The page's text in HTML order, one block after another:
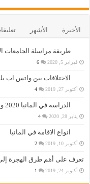
الأخيرة الأشهر
طريقة مراسلة الجامعات
فبراير 5, 2020 6
الاختلافات بين واتس
أكتوبر 27, 2019 4
الدراسة في المانيا 2020 واهم التفاصيل عنها
يناير 28, 2020 4
انواع الاقامة في المانيا
أكتوبر 10, 2019 2
تعرف على أهم طرق الهجرة إلى
أكتوبر 24, 2019 1